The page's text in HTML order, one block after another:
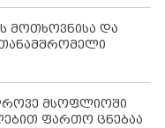
მოთხოვნისა და
თანამშრომელი
მსოფლიოში
ფართო ცნებაა